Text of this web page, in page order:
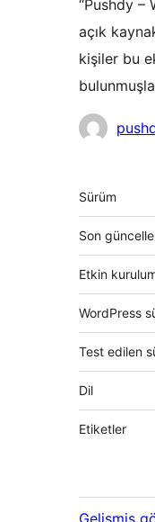
“Pushdy –
açık
kişiler bu
Katkıda
Meta
Sürüm
Son
Etkin
WordPress
Test edilen
Dil
Etiketler